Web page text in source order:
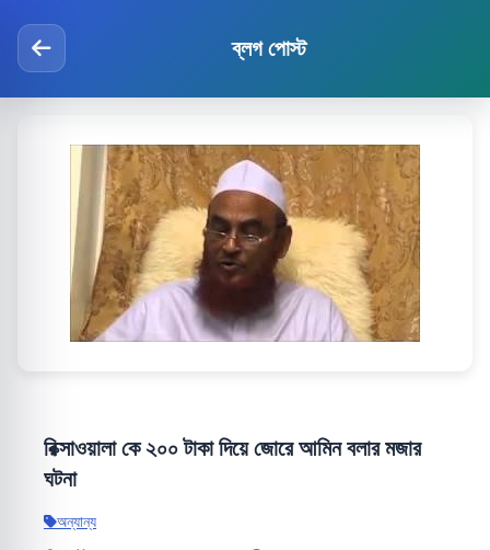
ব্লগ পোস্ট
রিক্সাওয়ালা কে ২০০ টাকা দিয়ে জোরে আমিন বলার মজার
ঘটনা
অন্যান্য